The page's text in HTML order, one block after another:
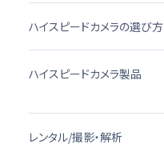
ハイスピードカメラの選び方
ハイスピードカメラ製品
レンタル/撮影・解析